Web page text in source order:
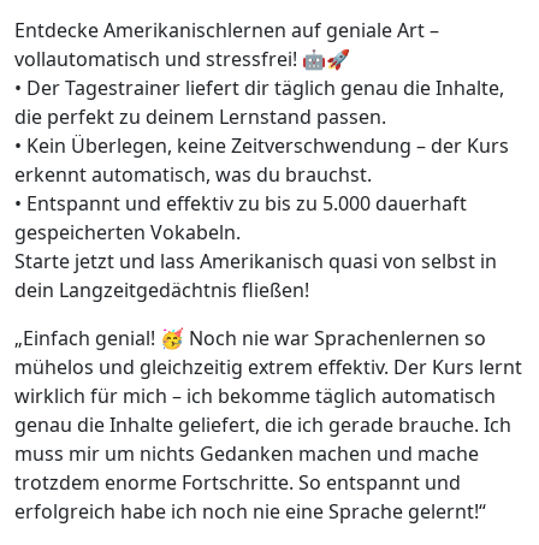
Entdecke Amerikanischlernen auf geniale Art –
vollautomatisch und stressfrei! 🤖🚀
• Der Tagestrainer liefert dir täglich genau die Inhalte,
die perfekt zu deinem Lernstand passen.
• Kein Überlegen, keine Zeitverschwendung – der Kurs
erkennt automatisch, was du brauchst.
• Entspannt und effektiv zu bis zu 5.000 dauerhaft
gespeicherten Vokabeln.
Starte jetzt und lass Amerikanisch quasi von selbst in
dein Langzeitgedächtnis fließen!
„Einfach genial! 🥳 Noch nie war Sprachenlernen so
mühelos und gleichzeitig extrem effektiv. Der Kurs lernt
wirklich für mich – ich bekomme täglich automatisch
genau die Inhalte geliefert, die ich gerade brauche. Ich
muss mir um nichts Gedanken machen und mache
trotzdem enorme Fortschritte. So entspannt und
erfolgreich habe ich noch nie eine Sprache gelernt!“